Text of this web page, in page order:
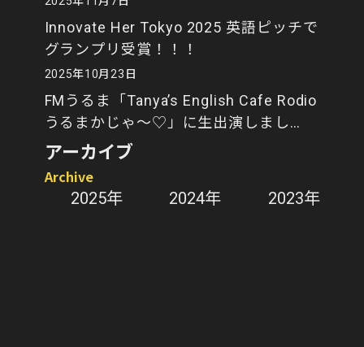
Innovate Her Tokyo 2025 英語ピッチで
グランプリ受賞！！！
2025年10月23日
FMうるま「Tanya’s English Cafe Rodio
うるまかじゃ～♡」に生出演しまし
た！
アーカイブ
Archive
2025年
2024年 2023年